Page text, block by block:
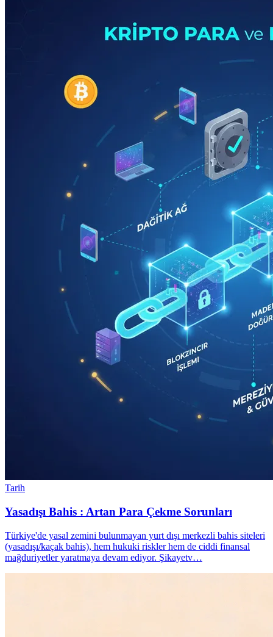
Tarih
Yasadışı Bahis : Artan Para Çekme Sorunları
Türkiye'de yasal zemini bulunmayan yurt dışı merkezli bahis siteleri
(yasadışı/kaçak bahis), hem hukuki riskler hem de ciddi finansal
mağduriyetler yaratmaya devam ediyor. Şikayetv…